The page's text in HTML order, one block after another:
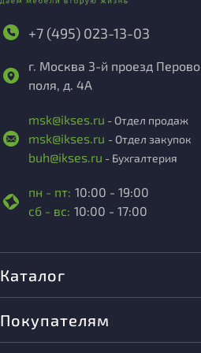
+7 (495) 023-13-03
г. Москва 3-й проезд Перово
поля, д. 4А
msk@ikses.ru - Отдел продаж
msk@ikses.ru - Отдел закупок
buh@ikses.ru - Бухгалтерия
пн - пт: 10:00 - 19:00
сб - вс: 10:00 - 17:00
Каталог
Покупателям